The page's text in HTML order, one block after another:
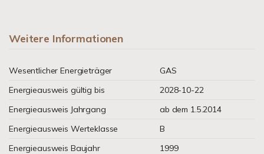
Weitere Informationen
Wesentlicher Energieträger
GAS
Energieausweis gültig bis
2028-10-22
Energieausweis Jahrgang
ab dem 1.5.2014
Energieausweis Werteklasse
B
Energieausweis Baujahr
1999